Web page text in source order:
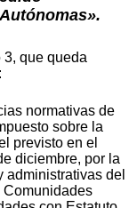
Autónomas».
que queda
normativas de
sobre la
previsto en el
diciembre, por la
administrativas del
Comunidades